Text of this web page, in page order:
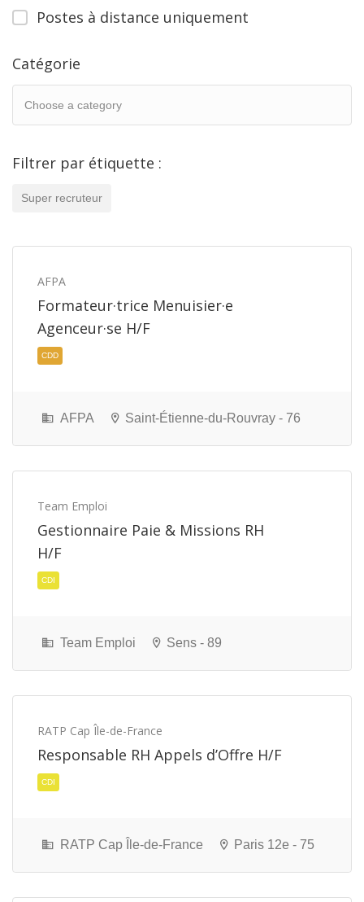
Postes à distance uniquement
Catégorie
Filtrer par étiquette :
Super recruteur
AFPA
Formateur·trice Menuisier·e
Agenceur·se H/F
AFPA Saint-Étienne-du-Rouvray - 76
Team Emploi
Gestionnaire Paie & Missions RH
H/F
CDI
Team Emploi Sens - 89
RATP Cap Île-de-France
Responsable RH Appels d’Offre H/F
RATP Cap Île-de-France Paris 12e - 75